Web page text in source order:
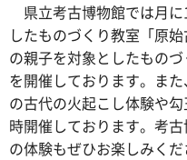
県立考古博物館では月
したものづくり教室「原
の親子を対象としたもの
を開催しております。ま
の古代の火起こし体験や
時開催しております。考
の体験もぜひお楽しみくだ